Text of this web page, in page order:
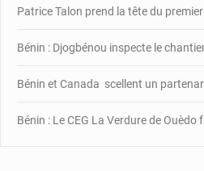
Patrice Talon prend la tête du
Bénin : Djogbénou inspecte le
Bénin et Canada scellent un
Bénin : Le CEG La Verdure de